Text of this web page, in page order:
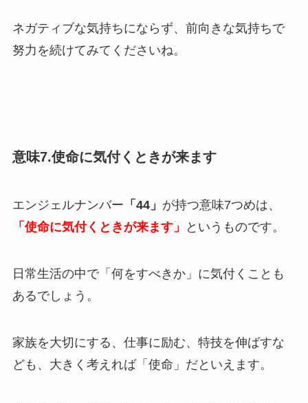
ネガティブな気持ちにならず、前向きな気持ちで
努力を続けてみてくださいね。
意味7.使命に気付くときが来ます
エンジェルナンバー 「44」 が持つ意味7つめは、
「使命に気付くときが来ます」
というものです。
日常生活の中で「何をすべきか」に気付くことも
あるでしょう。
家族を大切にする、仕事に励む、特技を伸ばすな
ども、大きく考えれば「使命」だといえます。